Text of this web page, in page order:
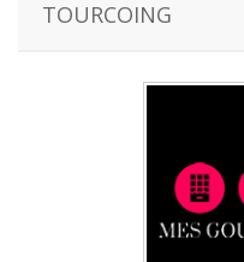
TOURCOING